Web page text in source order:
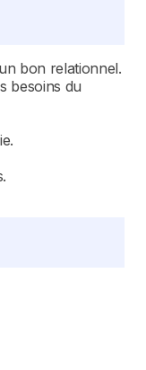
bon relationnel.
besoins du